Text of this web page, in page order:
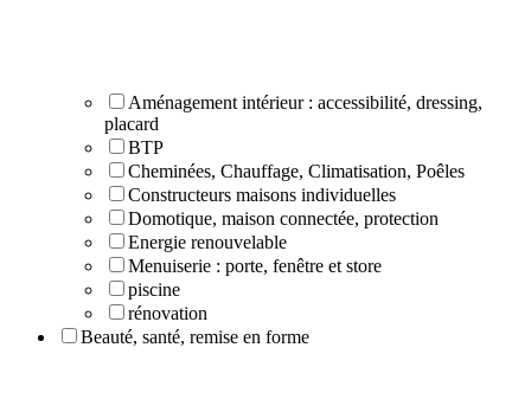
Aménagement intérieur : accessibilité, dressing,
placard
BTP
Cheminées, Chauffage, Climatisation, Poêles
Constructeurs maisons individuelles
Domotique, maison connectée, protection
Energie renouvelable
Menuiserie : porte, fenêtre et store
piscine
rénovation
Beauté, santé, remise en forme